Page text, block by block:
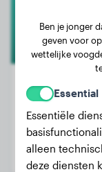
Gewicht:
Leeftijd:
Geslacht:
Ben je jonger
geven voor
wettelijke
Essential
Essentiële
alleen
deze diensten